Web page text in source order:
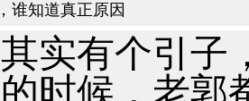
谁知道真正原因
实有个引子
时候，老郭